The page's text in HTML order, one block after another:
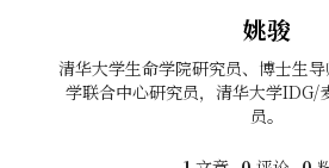
姚骏
清华大学生命学院研究员、博士生
学联合中心研究员，清华大学IDG/
员。